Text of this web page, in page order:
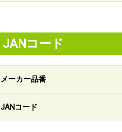
JANコード
メーカー品番
JANコード